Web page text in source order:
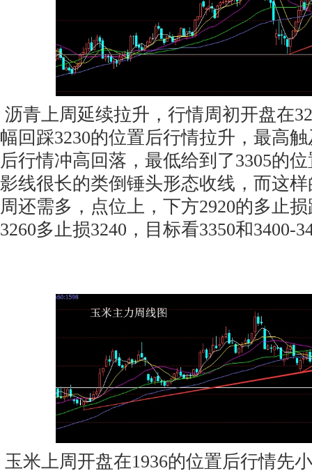
沥青上周延续拉升，行情周初开盘在
幅回踩3230的位置后行情拉升，最高
后行情冲高回落，最低给到了3305的
影线很长的类倒锤头形态收线，而这
周还需多，点位上，下方2920的多止
3260多止损3240，目标看3350和3400-
玉米上周开盘在1936的位置后行情先